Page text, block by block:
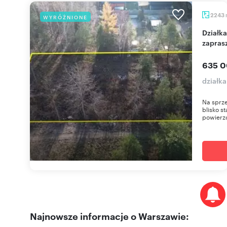
WYRÓŻNIONE 2243
Działka budowlana 2243 m2 w Jeziórku Ustanów
635
Na
blisko
Najnowsze informacje o Warszawie: